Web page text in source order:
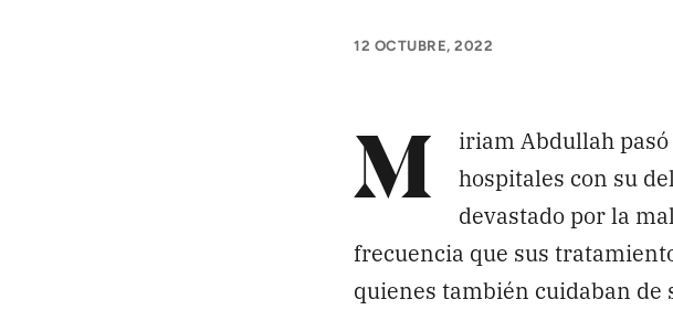
12 OCTUBRE, 2022
M
iriam Abdullah
hospitales con su
devastado por la
frecuencia que sus
quienes también cuidaban